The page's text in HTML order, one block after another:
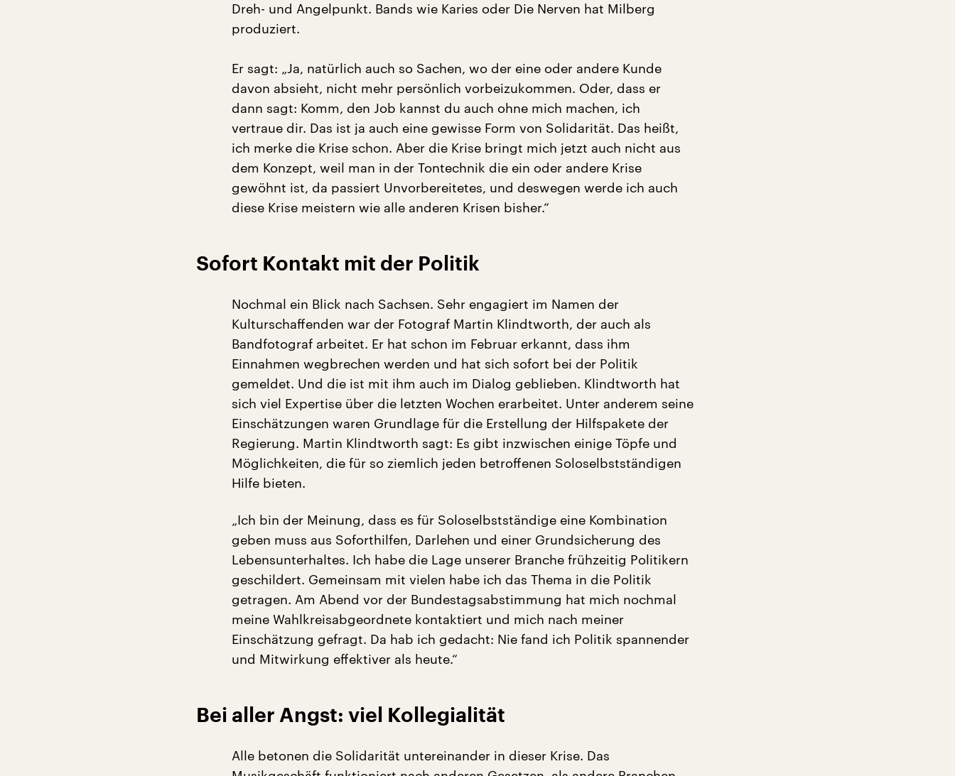
Dreh- und Angelpunkt. Bands wie Karies oder Die Nerven hat Milberg
produziert.
Er sagt: „Ja, natürlich auch so Sachen, wo der eine oder andere Kunde
davon absieht, nicht mehr persönlich vorbeizukommen. Oder, dass er
dann sagt: Komm, den Job kannst du auch ohne mich machen, ich
vertraue dir. Das ist ja auch eine gewisse Form von Solidarität. Das heißt,
ich merke die Krise schon. Aber die Krise bringt mich jetzt auch nicht aus
dem Konzept, weil man in der Tontechnik die ein oder andere Krise
gewöhnt ist, da passiert Unvorbereitetes, und deswegen werde ich auch
diese Krise meistern wie alle anderen Krisen bisher.“
Sofort Kontakt mit der Politik
Nochmal ein Blick nach Sachsen. Sehr engagiert im Namen der
Kulturschaffenden war der Fotograf Martin Klindtworth, der auch als
Bandfotograf arbeitet. Er hat schon im Februar erkannt, dass ihm
Einnahmen wegbrechen werden und hat sich sofort bei der Politik
gemeldet. Und die ist mit ihm auch im Dialog geblieben. Klindtworth hat
sich viel Expertise über die letzten Wochen erarbeitet. Unter anderem seine
Einschätzungen waren Grundlage für die Erstellung der Hilfspakete der
Regierung. Martin Klindtworth sagt: Es gibt inzwischen einige Töpfe und
Möglichkeiten, die für so ziemlich jeden betroffenen Soloselbstständigen
Hilfe bieten.
„Ich bin der Meinung, dass es für Soloselbstständige eine Kombination
geben muss aus Soforthilfen, Darlehen und einer Grundsicherung des
Lebensunterhaltes. Ich habe die Lage unserer Branche frühzeitig Politikern
geschildert. Gemeinsam mit vielen habe ich das Thema in die Politik
getragen. Am Abend vor der Bundestagsabstimmung hat mich nochmal
meine Wahlkreisabgeordnete kontaktiert und mich nach meiner
Einschätzung gefragt. Da hab ich gedacht: Nie fand ich Politik spannender
und Mitwirkung effektiver als heute.“
Bei aller Angst: viel Kollegialität
Alle betonen die Solidarität untereinander in dieser Krise. Das